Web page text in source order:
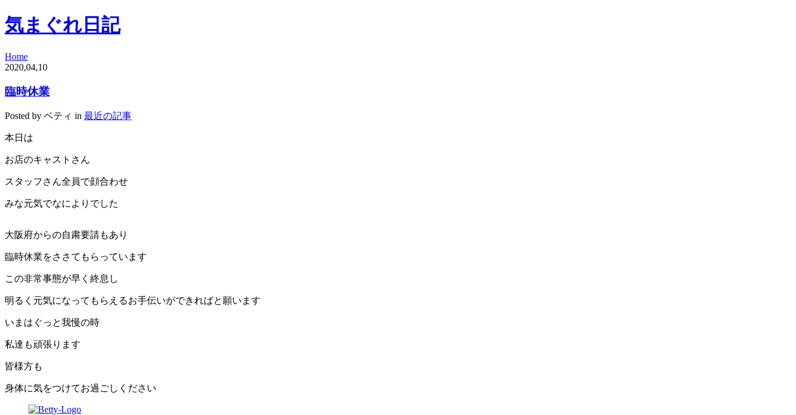
気まぐれ日記
Home
2020,04,10
臨時休業
Posted by ベティ in 最近の記事
本日は
お店のキャストさん
スタッフさん全員で顔合わせ
みな元気でなによりでした
大阪府からの自粛要請もあり
臨時休業をささてもらっています
この非常事態が早く終息し
明るく元気になってもらえるお手伝いができればと願います
いまはぐっと我慢の時
私達も頑張ります
皆様方も
身体に気をつけてお過ごしください